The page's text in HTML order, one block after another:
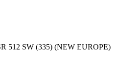
(NEW EUROPE)